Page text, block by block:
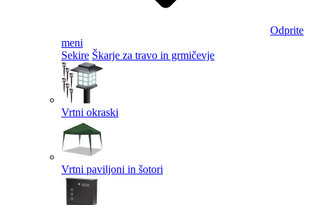
Odprite
meni
Sekire Škarje za travo in grmičevje
Vrtni okraski
Vrtni paviljoni in šotori